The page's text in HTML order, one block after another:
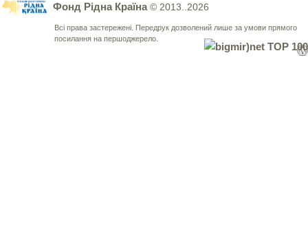
Фонд Рідна Країна© 2013..2026
Всі права застережені. Передрук дозволений лише за умови прямого
посилання на першоджерело.